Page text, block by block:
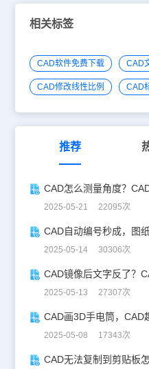
相关标签
CAD软件免费下载 CAD
CAD修改线性比例 CAD
推荐
CAD怎么测量角度？
2025-05-21 22095次
CAD自动编号秒成，图
2025-05-14 30306次
2025-05-13 27307次
CAD画3D手电筒，CAD
2025-05-08 17343次